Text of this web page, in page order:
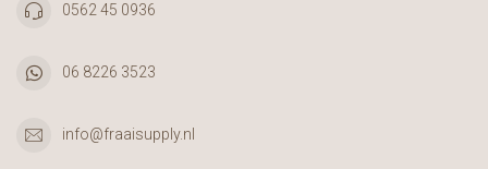
0562 45 0936
06 8226 3523
info@fraaisupply.nl